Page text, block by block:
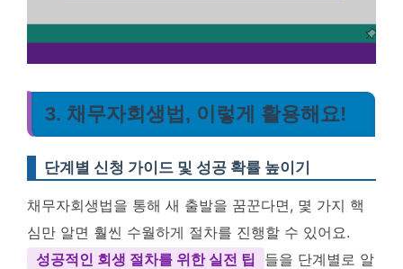
3. 채무자회생법, 이렇게 활용해요!
단계별 신청 가이드 및 성공 확률 높이기
채무자회생법을 통해 새 출발을 꿈꾼다면, 몇 가지 핵
심만 알면 훨씬 수월하게 절차를 진행할 수 있어요.
성공적인 회생 절차를 위한 실전 팁
들을 단계별로 알